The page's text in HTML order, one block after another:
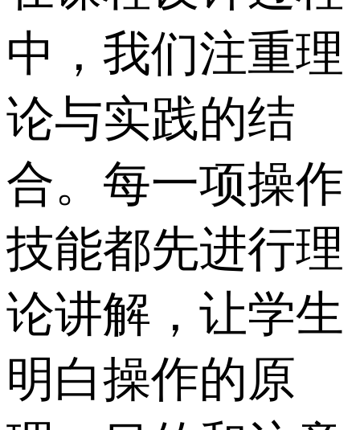
中，我们注重理
论与实践的结
合。每一项操作
技能都先进行理
论讲解，让学生
明白操作的原